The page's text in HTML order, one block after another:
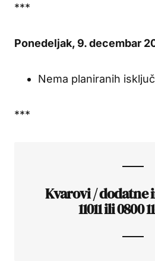
***
Ponedeljak, 9. decembar
Nema planiranih
***
Kvarovi / dodatne
11011 ili 0800